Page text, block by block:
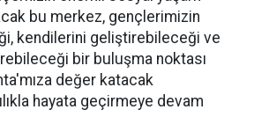
bu merkez, gençlerimizin
kendilerini geliştirebileceği ve
bir buluşma noktası
değer katacak
hayata geçirmeye devam